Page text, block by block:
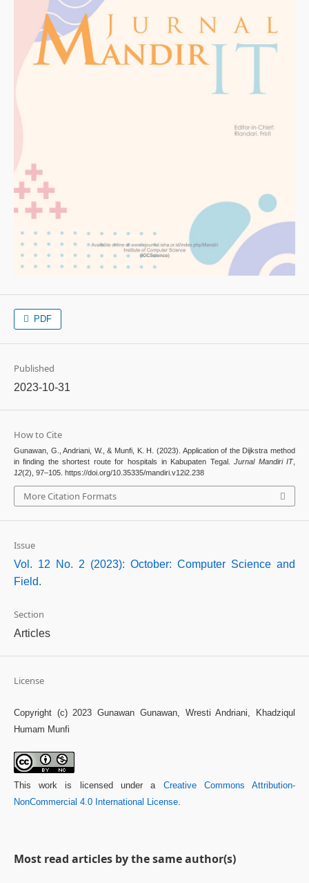
PDF
Published
2023-10-31
How to Cite
Gunawan, G., Andriani, W., & Munfi, K. H. (2023). Application of the Dijkstra method
in finding the shortest route for hospitals in Kabupaten Tegal.Jurnal Mandiri IT,
12(2), 97–105. https://doi.org/10.35335/mandiri.v12i2.238
More Citation Formats
Issue
Vol. 12 No. 2 (2023): October: Computer Science and
Field.
Section
Articles
License
Copyright (c) 2023 Gunawan Gunawan, Wresti Andriani, Khadziqul
Humam Munfi
This work is licensed under a Creative Commons Attribution-
NonCommercial 4.0 International License.
Most read articles by the same author(s)